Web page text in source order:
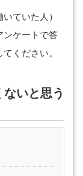
ていた人）
ンケートで答
ください。
ないと思う